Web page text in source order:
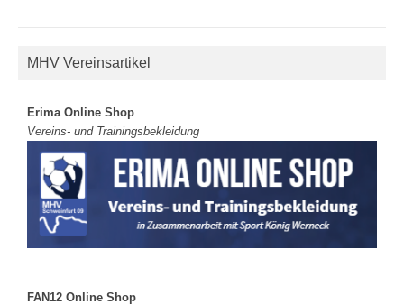
MHV Vereinsartikel
Erima Online Shop
Vereins- und Trainingsbekleidung
FAN12 Online Shop